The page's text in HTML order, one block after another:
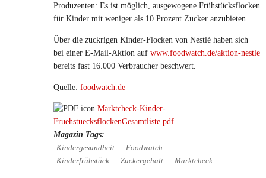
Produzenten: Es ist möglich, ausgewogene Frühstücksflocken
für Kinder mit weniger als 10 Prozent Zucker anzubieten.
Über die zuckrigen Kinder-Flocken von Nestlé haben sich
bei einer E-Mail-Aktion auf www.foodwatch.de/aktion-nestle
bereits fast 16.000 Verbraucher beschwert.
Quelle: foodwatch.de
Marktcheck-Kinder-
FruehstuecksflockenGesamtliste.pdf
Magazin Tags:
Kindergesundheit
Foodwatch
Kinderfrühstück
Zuckergehalt Marktcheck